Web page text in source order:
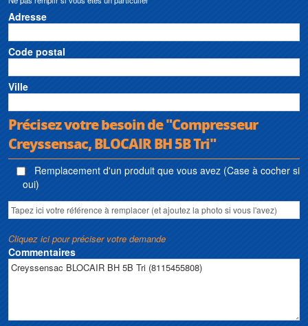
Adresse
Code postal
Ville
Précisez votre besoin de "Compresseur
Creyssensac, BLOCAIR BH 5B Tri"
Remplacement d'un produit que vous avez (Case à cocher si
oui)
Cliquez ici pour préciser votre demande
Commentaires